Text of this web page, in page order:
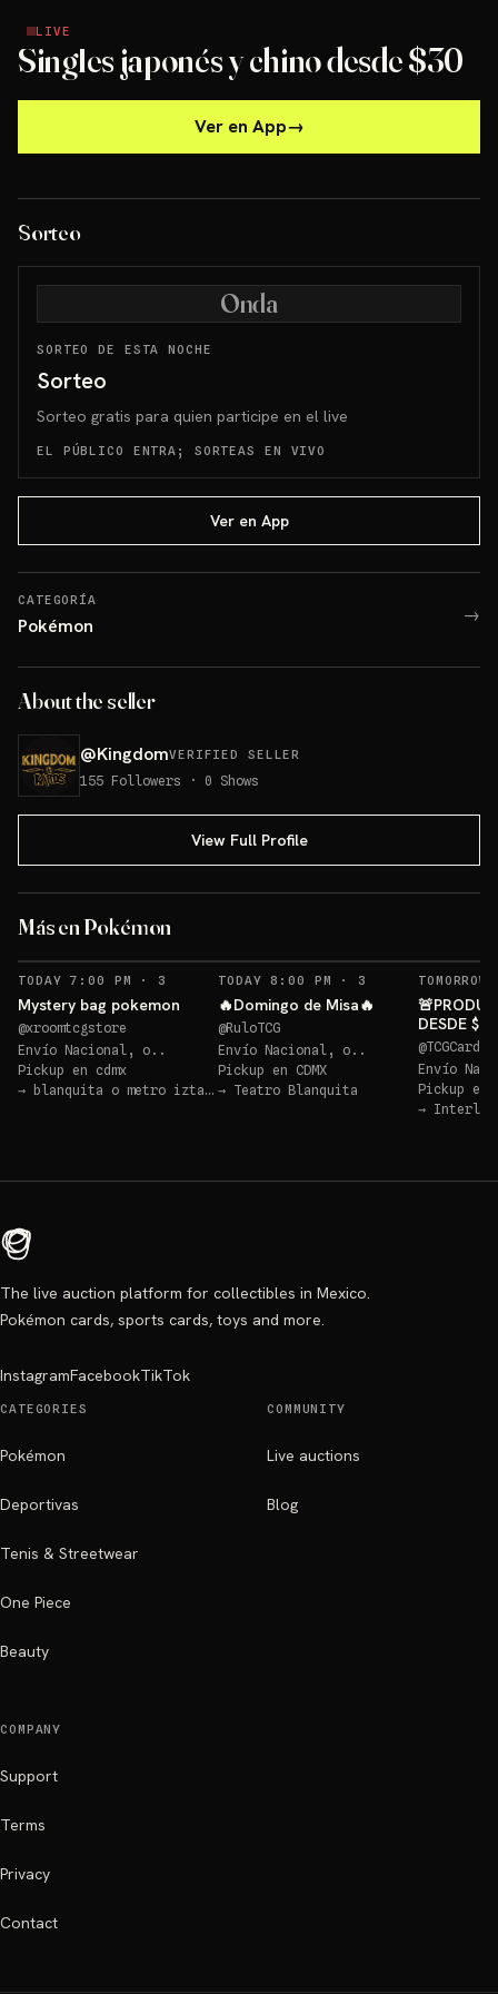
LIVE
LIVE
Singles japonés y chino desde $30
Ver en App→
Sorteo
Onda
SORTEO DE ESTA NOCHE
Sorteo
Sorteo gratis para quien participe en el live
EL PÚBLICO ENTRA; SORTEAS EN VIVO
Ver en App
CATEGORÍA
Pokémon →
About the seller
@KingdomVERIFIED SELLER
155 Followers · 0 Shows
View Full Profile
Más en Pokémon
TODAY 7:00 PM · 3 RECORDATORIOS
Mystery bag pokemon
@xroomtcgstore
Envío Nacional, o..
Pickup en cdmx
→ blanquita o metro iztacalco
TODAY 8:00 PM · 3 RECORDATORIOS
🔥Domingo de Misa🔥
@RuloTCG
Envío Nacional, o..
Pickup en CDMX
→ Teatro Blanquita
DESDE
PIKACHU
@
Envío
Pickup en
→
The live auction platform for collectibles in Mexico.
Pokémon cards, sports cards, toys and more.
InstagramFacebookTikTok
CATEGORIES
Pokémon
Deportivas
Tenis & Streetwear
One Piece
Beauty
COMMUNITY
Live auctions
Blog
COMPANY
Support
Terms
Privacy
Contact